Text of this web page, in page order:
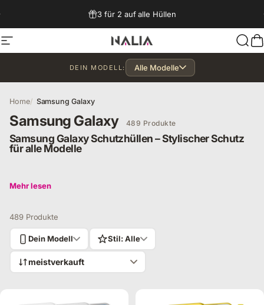
3 für 2 auf alle Hüllen
Seitennavigation NALIA Berlin
DEIN MODELL: Alle Modelle
Home Samsung Galaxy
Samsung Galaxy 489 Produkte
Samsung Galaxy Schutzhüllen – Stylischer Schutz
für alle Modelle
Entdecke passgenaue Samsung Galaxy Hüllen von NALIA –
Mehr lesen
489 Produkte
Dein Modell Stil: Alle